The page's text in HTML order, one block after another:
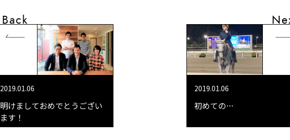
Back
2019.01.06
明けましておめでとうござい
ます！
2019.01.06
初めての…